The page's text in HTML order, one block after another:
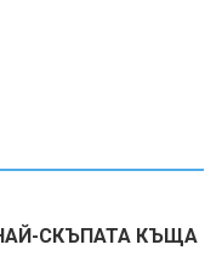
СКЪПАТА КЪЩА